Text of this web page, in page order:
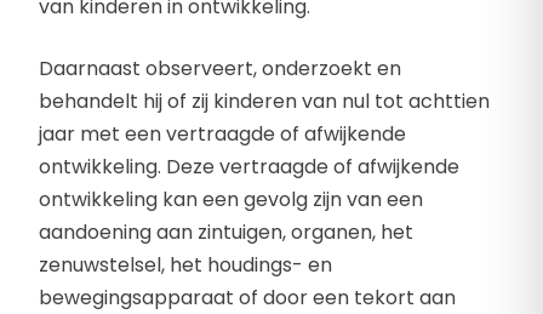
van kinderen in ontwikkeling.
Daarnaast observeert, onderzoekt en
behandelt hij of zij kinderen van nul tot achttien
jaar met een vertraagde of afwijkende
ontwikkeling. Deze vertraagde of afwijkende
ontwikkeling kan een gevolg zijn van een
aandoening aan zintuigen, organen, het
zenuwstelsel, het houdings- en
bewegingsapparaat of door een tekort aan